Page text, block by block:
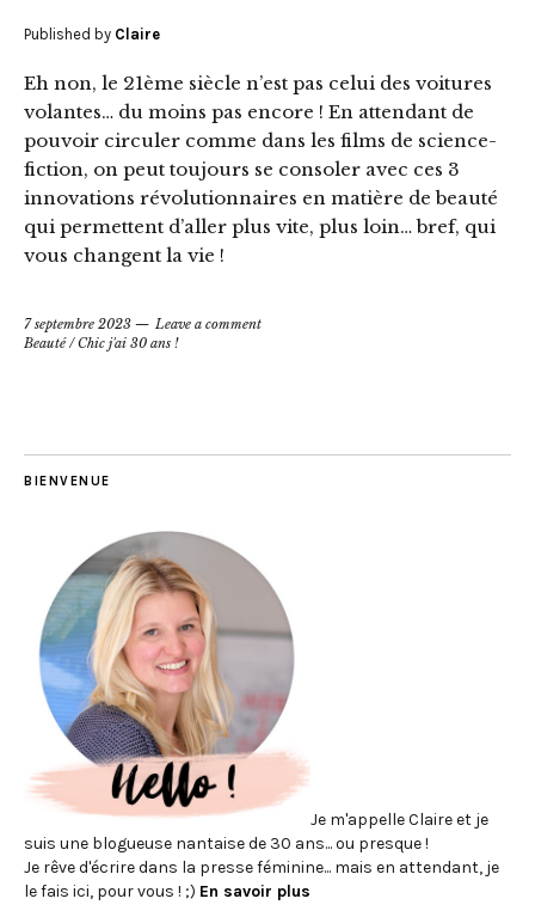
Published by Claire
Eh non, le 21ème siècle n’est pas celui des voitures
volantes… du moins pas encore ! En attendant de
pouvoir circuler comme dans les films de science-
fiction, on peut toujours se consoler avec ces 3
innovations révolutionnaires en matière de beauté
qui permettent d’aller plus vite, plus loin… bref, qui
vous changent la vie !
7 septembre 2023
Leave a comment
Beauté/Chic j'ai 30 ans !
BIENVENUE
Je m'appelle Claire et je
suis une blogueuse nantaise de 30 ans... ou presque !
Je rêve d'écrire dans la presse féminine... mais en attendant, je
le fais ici, pour vous ! ;) En savoir plus